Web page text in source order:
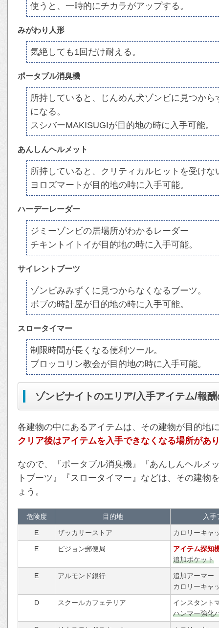
使うと、一時的にチカラがアップする。
みがわり人形
気絶しても1回だけ耐える。
ポータブル消臭機
所持していると、じんめん犬ゾンビに見つか
になる。
スシバーMAKISUGIが目的地の時に入手可能。
あんしんヘルメット
所持していると、クリティカルヒットを受けな
ヨロズマートが目的地の時に入手可能。
ハーデーレーダー
ジミーゾンビの居場所がわかるレーダー
チキントイトイが目的地の時に入手可能。
サイレントブーツ
ゾンビみみずくに見つからなくなるブーツ。
ボブの時計屋が目的地の時に入手可能。
スロータイマー
制限時間が長くなる便利ツール。
ブロッコリン教会が目的地の時に入手可能。
ゾンビナイトのエリア/入手アイテム/報
各建物の中にあるアイテムは、その建物が目的地
クリア後はアイテムを入手できなくなる場所があ
なので、『ポータブル消臭機』『あんしんヘルメ
トブーツ』『スロータイマー』などは、その建物
ょう。
危険度 目的地 入手
E ザッカリーストア カロリーキャ
E ピジョン郵便局
アイテム探知
追加ポケット
E アルモンド銀行
追加アーマー
カロリーキャ
D スクールカフェテリア
インスタント
ハンマー強化